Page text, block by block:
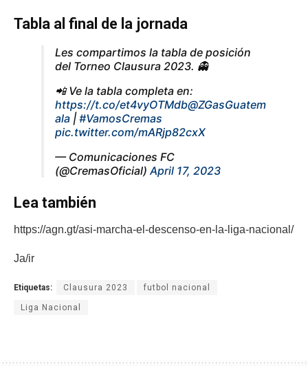
Tabla al final de la jornada
Les compartimos la tabla de posición
del Torneo Clausura 2023. 👻
📲 Ve la tabla completa en:
https://t.co/et4vyOTMdb@ZGasGuatem
ala | #VamosCremas
pic.twitter.com/mARjp82cxX
— Comunicaciones FC
(@CremasOficial)April 17, 2023
Lea también
https://agn.gt/asi-marcha-el-descenso-en-la-liga-nacional/
Ja/ir
Etiquetas: Clausura 2023 futbol nacional
Liga Nacional